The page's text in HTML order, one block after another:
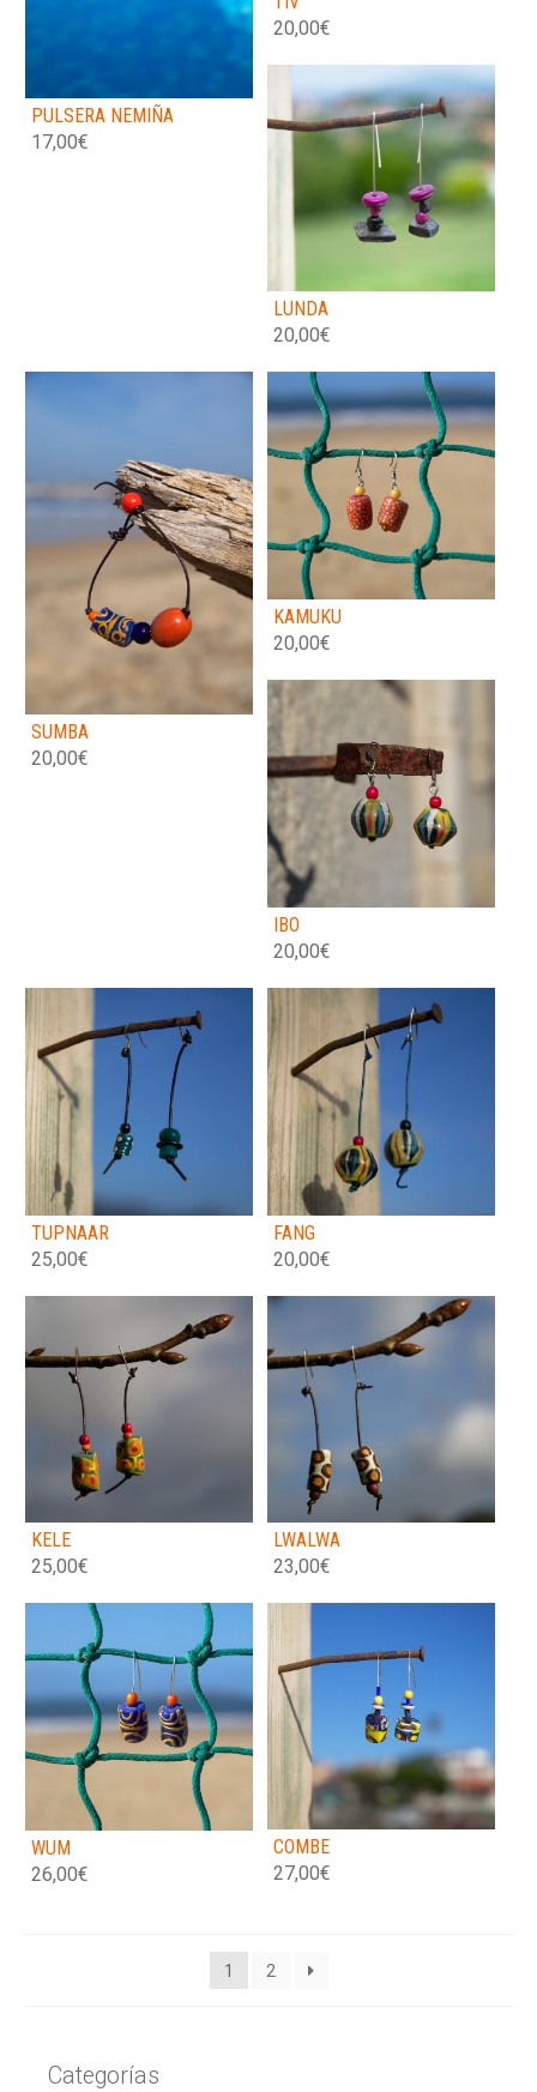
PULSERA NEMIÑA
17,00€
20,00€
LUNDA
20,00€
SUMBA
20,00€
KAMUKU
20,00€
IBO
20,00€
TUPNAAR
25,00€
FANG
20,00€
KELE
25,00€
LWALWA
23,00€
WUM
26,00€
COMBE
27,00€
1 2
Categorías